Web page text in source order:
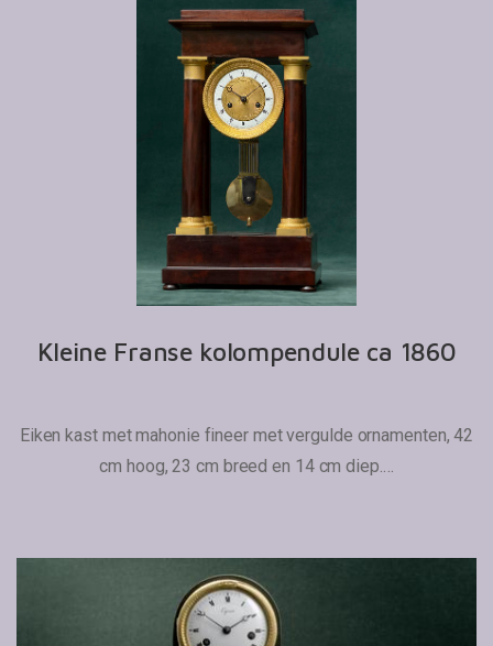
Kleine Franse kolompendule ca 1860
Eiken kast met mahonie fineer met vergulde ornamenten, 42
cm hoog, 23 cm breed en 14 cm diep.…